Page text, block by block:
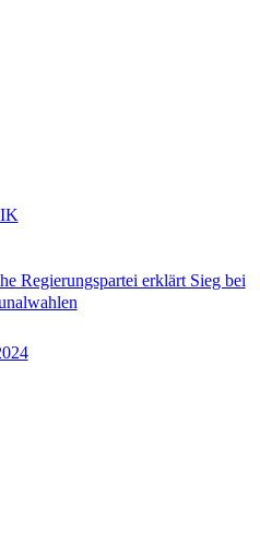
Regierungspartei erklärt Sieg bei